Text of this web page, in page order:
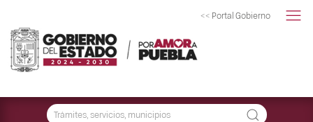
<< Portal Gobierno